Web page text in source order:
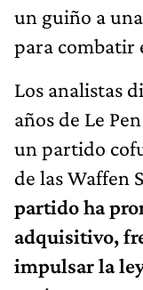
un guiño a
para combatir
Los analistas
años de Le
un partido
de las Waffen
partido ha
adquisitivo,
impulsar la